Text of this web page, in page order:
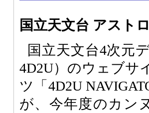
国立天文台 アスト
国立天文台4次元
4D2U）のウェブサ
ツ「4D2U
が、今年度のカン